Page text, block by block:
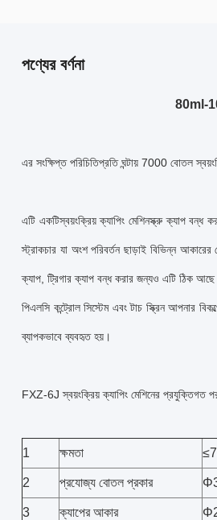
পণ্যের বর্ণনা
80ml-
এর সংক্ষিপ্ত পরিচিতিপ্রতি ঘন্টায় 7000 বোতল
এটি একটিস্বয়ংক্রিয় ক্যাপিং মেশিনস্ক্রু ক্যাপ বন্ধ
স্ট্রাকচার যা অংশ পরিবর্তন ছাড়াই বিভিন্ন
ক্যাপ, ট্রিগার ক্যাপ বন্ধ করার জন্যও এটি ঠিক
পিএলসি কন্ট্রোল সিস্টেম এবং টাচ স্ক্রিন আপনার
ব্যাপকভাবে ব্যবহৃত হয়।
FXZ-6J স্বয়ংক্রিয় ক্যাপিং মেশিনের প্রযুক্তিগত
1 ক্ষমতা
2 প্রযোজ্য বোতল প্রকার
3 ক্যাপের আকার